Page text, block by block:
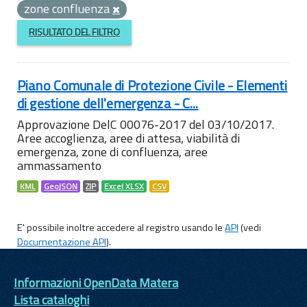
zone confluenza
RISULTATO DEL FILTRO
Piano Comunale di Protezione Civile - Elementi
di gestione dell'emergenza - C...
Approvazione DelC 00076-2017 del 03/10/2017.
Aree accoglienza, aree di attesa, viabilità di
emergenza, zone di confluenza, aree
ammassamento
KML GeoJSON ZIP Excel XLSX CSV
E' possibile inoltre accedere al registro usando leAPI(vedi
Documentazione API).
Informazioni OpenData Matera
Lista cataloghi